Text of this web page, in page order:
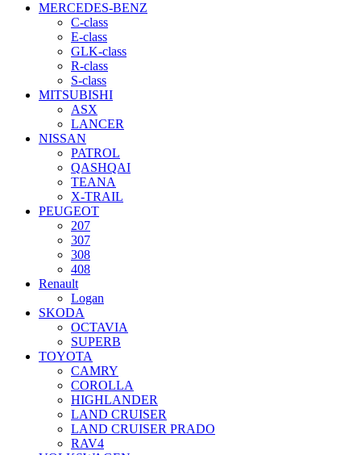
MERCEDES-BENZ
C-class
E-class
GLK-class
R-class
S-class
MITSUBISHI
ASX
LANCER
NISSAN
PATROL
QASHQAI
TEANA
X-TRAIL
PEUGEOT
207
307
308
408
Renault
Logan
SKODA
OCTAVIA
SUPERB
TOYOTA
CAMRY
COROLLA
HIGHLANDER
LAND CRUISER
LAND CRUISER PRADO
RAV4